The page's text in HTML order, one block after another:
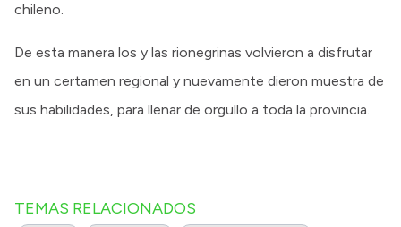
chileno.
De esta manera los y las rionegrinas volvieron a disfrutar
en un certamen regional y nuevamente dieron muestra de
sus habilidades, para llenar de orgullo a toda la provincia.
TEMAS RELACIONADOS